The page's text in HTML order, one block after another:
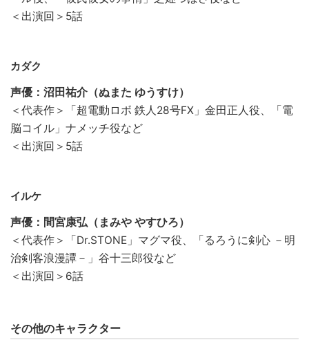
＜出演回＞5話
カダク
声優：沼田祐介（ぬまた ゆうすけ）
＜代表作＞「超電動ロボ 鉄人28号FX」金田正人役、「電
脳コイル」ナメッチ役など
＜出演回＞5話
イルケ
声優：間宮康弘（まみや やすひろ）
＜代表作＞「Dr.STONE」マグマ役、「るろうに剣心 －明
治剣客浪漫譚－」谷十三郎役など
＜出演回＞6話
その他のキャラクター